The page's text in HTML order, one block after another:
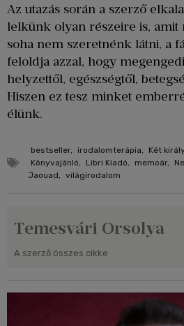
Az utazás során a szerző
lelkünk olyan részeire is, amit
soha nem szeretnénk látni, a
feloldja azzal, hogy
helyzettől, egészségtől,
Hiszen ez tesz minket
élünk.
bestseller, irodalomterápia, Két
Könyvajánló, Libri Kiadó, memoár,
Jaouad, világirodalom
Temesvári Orsolya
A szerző összes cikke